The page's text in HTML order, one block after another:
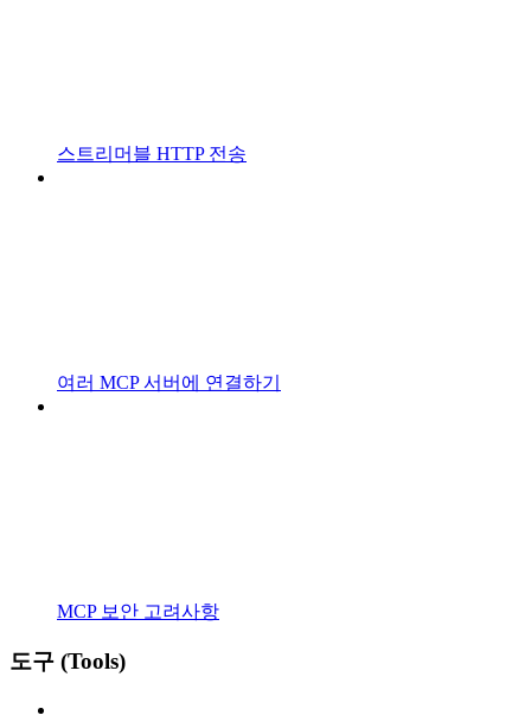
스트리머블 HTTP 전송
여러 MCP 서버에 연결하기
MCP 보안 고려사항
도구 (Tools)